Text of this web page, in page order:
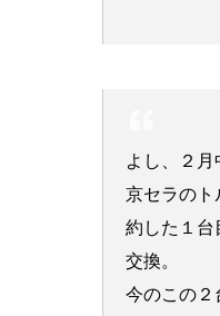
よし、２月
京セラの
約した１台
交換。
今のこの２